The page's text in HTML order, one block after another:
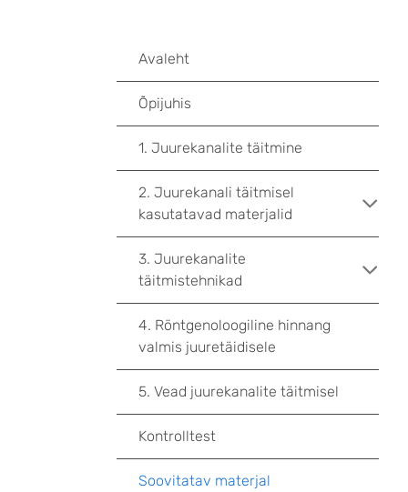
Avaleht
Õpijuhis
1. Juurekanalite täitmine
2. Juurekanali täitmisel
kasutatavad materjalid
3. Juurekanalite
täitmistehnikad
4. Röntgenoloogiline hinnang
valmis juuretäidisele
5. Vead juurekanalite täitmisel
Kontrolltest
Soovitatav materjal